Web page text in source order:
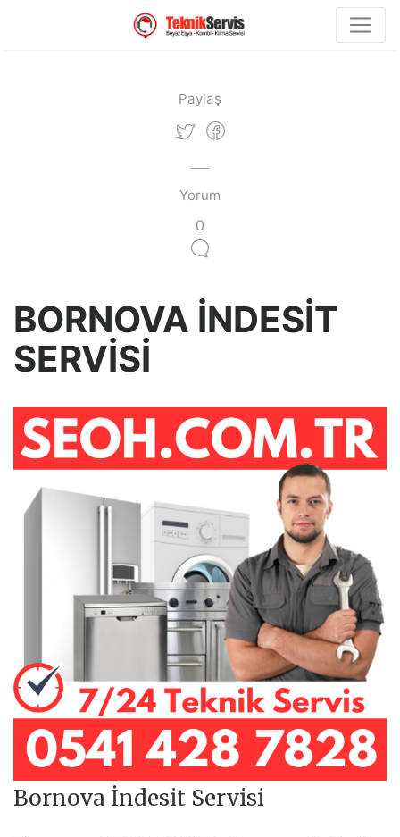
Paylaş
Yorum
0
BORNOVA İNDESİT
SERVİSİ
Bornova İndesit Servisi